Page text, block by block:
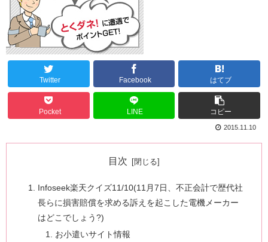
Twitter Facebook はてブ
Pocket LINE コピー
2015.11.10
目次
Infoseek楽天クイズ11/10(11月7日、不正会計で歴代社
長らに損害賠償を求める訴えを起こした電機メーカー
はどこでしょう?)
お小遣いサイト情報